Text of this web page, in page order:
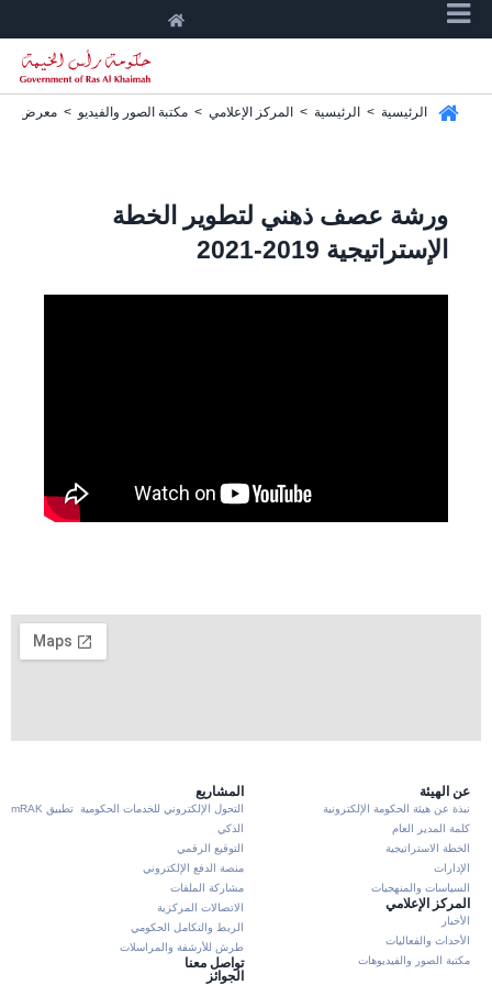
الرئيسية > الرئيسية > المركز الإعلامي > مكتبة الصور والفيديو > معرض
ورشة عصف ذهني لتطوير الخطة
الإستراتيجية 2019-2021
عن الهيئة
نبذة عن هيئة الحكومة الإلكترونية
كلمة المدير العام
الخطة الاستراتيجية
الإدارات
السياسات والمنهجيات
المركز الإعلامي
الأخبار
الأحداث والفعاليات
مكتبة الصور والفيديوهات
المشاريع
التحول الإلكتروني للخدمات الحكومية
تطبيق mRAK
الذكي
التوقيع الرقمي
منصة الدفع الإلكتروني
مشاركة الملفات
الاتصالات المركزية
الربط والتكامل الحكومي
طرش للأرشفة والمراسلات
تواصل معنا
الجوائز